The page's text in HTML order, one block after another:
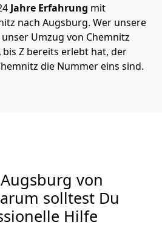
Jahre Erfahrung mit
nach Augsburg. Wer unsere
Umzug von Chemnitz
Z bereits erlebt hat, der
die Nummer eins sind.
von
solltest Du
Hilfe